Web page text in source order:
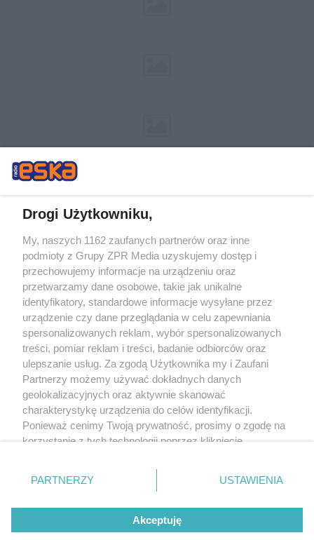
Żaden utwór zamieszczony w serwisie nie może być powielany i
rozpowszechniany lub dalej rozpowszechniany w jakikolwiek sposób (w
tym także elektroniczny lub mechaniczny) na jakimkolwiek polu
eksploatacji w jakiejkolwiek formie, włącznie z umieszczaniem w Internecie
bez pisemnej zgody właściciela praw. Jakiekolwiek użycie lub
wykorzystanie utworów w całości lub w części z naruszeniem prawa, tzn.
bez właściwej zgody, jest zabronione pod groźbą kary i może być ścigane
prawnie.
O nas
Drogi Użytkowniku,
My, naszych 1162 zaufanych partnerów oraz inne
podmioty z Grupy ZPR Media uzyskujemy dostęp i
przechowujemy informacje na urządzeniu oraz
przetwarzamy dane osobowe, takie jak unikalne
identyfikatory, standardowe informacje wysyłane przez
urządzenie czy dane przeglądania w celu zapewniania
spersonalizowanych reklam, wybór spersonalizowanych
treści, pomiar reklam i treści, badanie odbiorców oraz
ulepszanie usług. Za zgodą Użytkownika my i Zaufani
Partnerzy możemy używać dokładnych danych
geolokalizacyjnych oraz aktywnie skanować
charakterystykę urządzenia do celów identyfikacji.
Ponieważ cenimy Twoją prywatność, prosimy o zgodę na
korzystanie z tych technologii poprzez kliknięcie
zmienić/wycofać klikając przycisk ustawień prywatności
znajdujący się w lewym dolnym rogu strony
rodzaje przetwarzania danych nie wymagają zgody
użytkownika, ale masz prawo sprzeciwić się takiemu
przetwarzaniu. Preferencje będą miały zastosowanie tylko
PARTNERZY USTAWIENIA
Akceptuję